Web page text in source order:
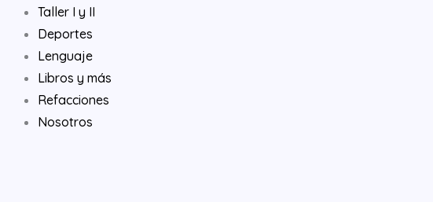
Taller I y II
Deportes
Lenguaje
Libros y más
Refacciones
Nosotros